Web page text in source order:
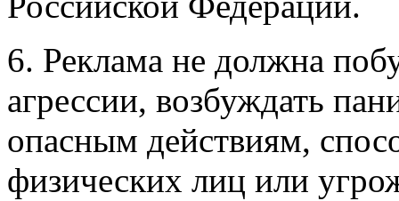
6. Реклама не должна
агрессии, возбуждать
опасным действиям,
физических лиц или